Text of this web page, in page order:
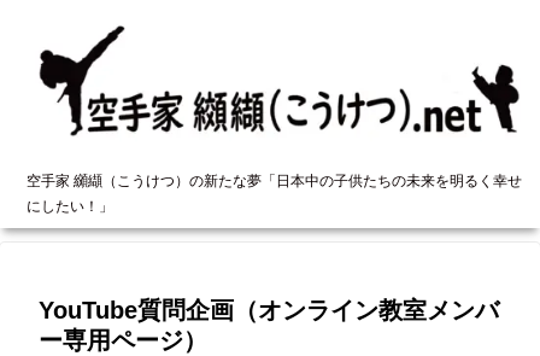
空手家 纐纈（こうけつ）の新たな夢「日本中の子供たちの未来を明るく幸せ
にしたい！」
YouTube質問企画（オンライン教室メンバ
ー専用ページ）